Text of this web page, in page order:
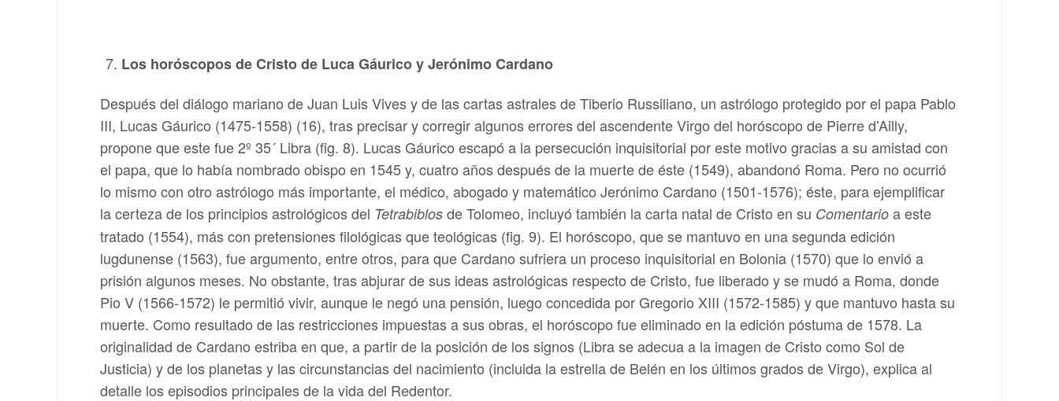
Los horóscopos de Cristo de Luca Gáurico y Jerónimo Cardano
Después del diálogo mariano de Juan Luis Vives y de las cartas astrales de Tiberio Russiliano, un astrólogo protegido por el papa Pablo
III, Lucas Gáurico (1475-1558) (16), tras precisar y corregir algunos errores del ascendente Virgo del horóscopo de Pierre d’Ailly,
propone que este fue 2º 35´ Libra (fig. 8). Lucas Gáurico escapó a la persecución inquisitorial por este motivo gracias a su amistad con
el papa, que lo había nombrado obispo en 1545 y, cuatro años después de la muerte de éste (1549), abandonó Roma. Pero no ocurrió
lo mismo con otro astrólogo más importante, el médico, abogado y matemático Jerónimo Cardano (1501-1576); éste, para ejemplificar
la certeza de los principios astrológicos del Tetrabiblos de Tolomeo, incluyó también la carta natal de Cristo en su Comentario a este
tratado (1554), más con pretensiones filológicas que teológicas (fig. 9). El horóscopo, que se mantuvo en una segunda edición
lugdunense (1563), fue argumento, entre otros, para que Cardano sufriera un proceso inquisitorial en Bolonia (1570) que lo envió a
prisión algunos meses. No obstante, tras abjurar de sus ideas astrológicas respecto de Cristo, fue liberado y se mudó a Roma, donde
Pio V (1566-1572) le permitió vivir, aunque le negó una pensión, luego concedida por Gregorio XIII (1572-1585) y que mantuvo hasta su
muerte. Como resultado de las restricciones impuestas a sus obras, el horóscopo fue eliminado en la edición póstuma de 1578. La
originalidad de Cardano estriba en que, a partir de la posición de los signos (Libra se adecua a la imagen de Cristo como Sol de
Justicia) y de los planetas y las circunstancias del nacimiento (incluida la estrella de Belén en los últimos grados de Virgo), explica al
detalle los episodios principales de la vida del Redentor.